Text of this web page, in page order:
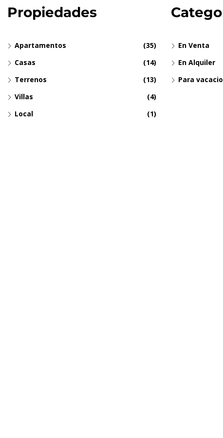
Propiedades
Apartamentos
(35)
Casas
(14)
Terrenos
(13)
Villas
(4)
Local
(1)
En Venta
En Alquiler
Para